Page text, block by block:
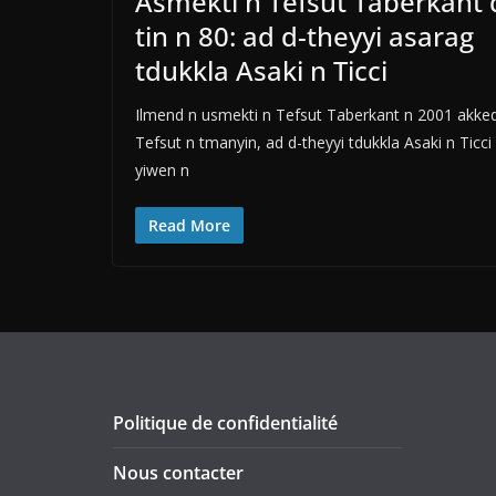
tin n 80: ad d-theyyi asarag
tdukkla Asaki n Ticci
Ilmend n usmekti n Tefsut Taberkant n 2001
Tefsut n tmanyin, ad d-theyyi tdukkla Asaki n Ticci
yiwen n
Read More
Politique de confidentialité
Nous contacter